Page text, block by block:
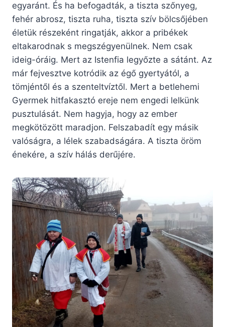
egyaránt. És ha befogadták, a tiszta szőnyeg,
fehér abrosz, tiszta ruha, tiszta szív bölcsőjében
életük részeként ringatják, akkor a pribékek
eltakarodnak s megszégyenülnek. Nem csak
ideig-óráig. Mert az Istenfia legyőzte a sátánt. Az
már fejvesztve kotródik az égő gyertyától, a
tömjéntől és a szenteltvíztől. Mert a betlehemi
Gyermek hitfakasztó ereje nem engedi lelkünk
pusztulását. Nem hagyja, hogy az ember
megkötözött maradjon. Felszabadít egy másik
valóságra, a lélek szabadságára. A tiszta öröm
énekére, a szív hálás derűjére.